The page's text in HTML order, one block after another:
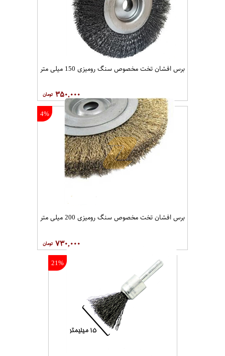
برس افشان تخت مخصوص سنگ رومیزی 150 میلی متر
۳۵۰,۰۰۰
4%
برس افشان تخت مخصوص سنگ رومیزی 200 میلی متر
۷۳۰,۰۰۰
21%